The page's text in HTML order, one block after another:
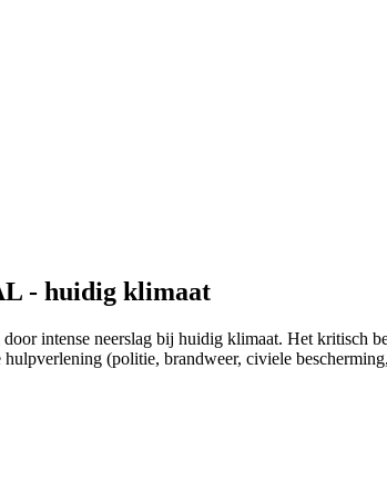
- huidig klimaat
intense neerslag bij huidig klimaat. Het kritisch
(politie, brandweer, civiele